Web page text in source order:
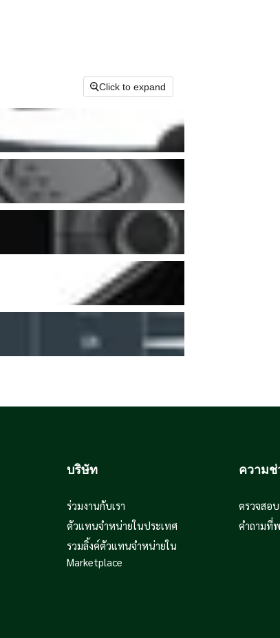
Click to expand
บริษัท
ร่วมงานกับเรา
ตัวแทนจำหน่ายในประเทศ
รวมลิ้งค์ตัวแทนจำหน่ายใน
Marketplace
ความช่
ตรวจสอ
คำถามที่